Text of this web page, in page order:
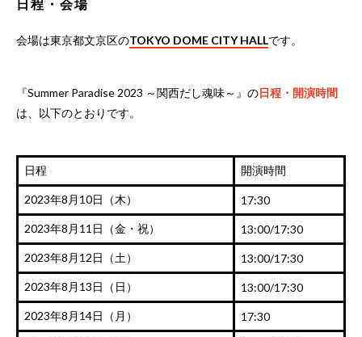
日程・会場
会場は東京都文京区のTOKYO DOME CITY HALLです。
『Summer Paradise 2023 ～関西だし魂味～』の日程・開演時間
は、以下のとおりです。
日程 開演時間
2023年8月10日（木） 17:30
2023年8月11日（金・祝） 13:00/17:30
2023年8月12日（土） 13:00/17:30
2023年8月13日（日） 13:00/17:30
2023年8月14日（月） 17:30